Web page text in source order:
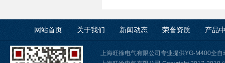
网站首页 关于我们 新闻动态 荣誉资质 产品
上海旺徐电气有限公司专业提供YG-M400全